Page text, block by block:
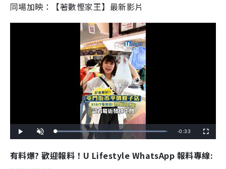
同場加映：【著數慳家王】最新影片
l
n
t
e
L
o
e
d
R
-0:33
u
s
c
有料爆? 歡迎報料！U Lifestyle WhatsApp 報料專線: